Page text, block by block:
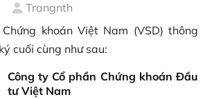
Trangnth
khoán Việt Nam (VSD) thông
cuối cùng như sau:
Công ty Cổ phần Chứng khoán Đầu
tư Việt Nam